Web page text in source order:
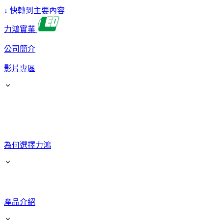
↓ 快轉到主要內容
力鴻實業
公司簡介
影片專區
為何選擇力鴻
產品介紹